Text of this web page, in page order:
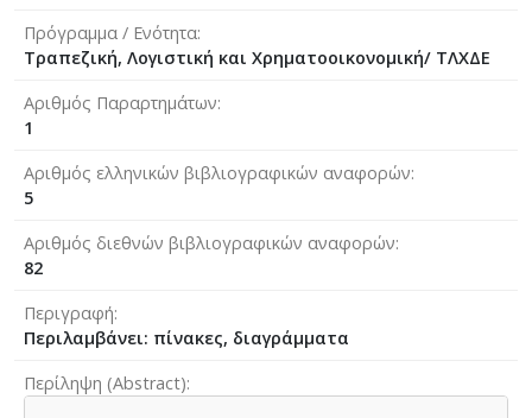
Πρόγραμμα / Ενότητα
Τραπεζική, Λογιστική και Χρηματοοικονομική/ ΤΛΧΔΕ
Αριθμός Παραρτημάτων
1
Αριθμός ελληνικών βιβλιογραφικών αναφορών
5
Αριθμός διεθνών βιβλιογραφικών αναφορών
82
Περιγραφή
Περιλαμβάνει: πίνακες, διαγράμματα
Περίληψη (Abstract)